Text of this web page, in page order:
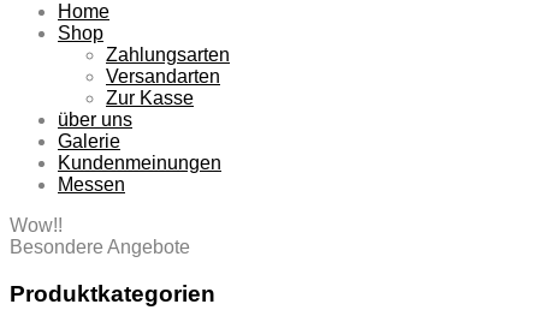
Home
Shop
Zahlungsarten
Versandarten
Zur Kasse
über uns
Galerie
Kundenmeinungen
Messen
Wow!!
Besondere Angebote
Produktkategorien